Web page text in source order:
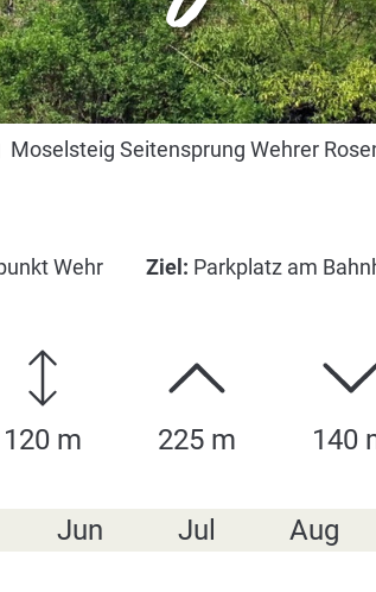
Moselsteig Seitensprung Wehrer
Wehr Ziel: Parkplatz am
120 m 225 m 140
Jun Jul Aug